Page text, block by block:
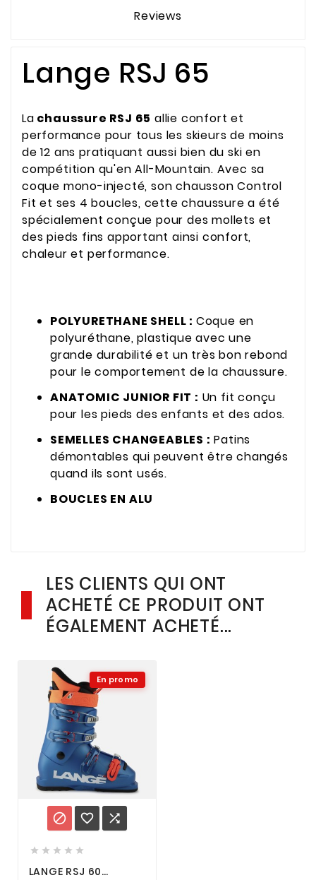
Reviews
Lange RSJ 65
La chaussure RSJ 65 allie confort et
performance pour tous les skieurs de moins
de 12 ans pratiquant aussi bien du ski en
compétition qu'en All-Mountain. Avec sa
coque mono-injecté, son chausson Control
Fit et ses 4 boucles, cette chaussure a été
spécialement conçue pour des mollets et
des pieds fins apportant ainsi confort,
chaleur et performance.
POLYURETHANE SHELL : Coque en
polyuréthane, plastique avec une
grande durabilité et un très bon rebond
pour le comportement de la chaussure.
ANATOMIC JUNIOR FIT : Un fit conçu
pour les pieds des enfants et des ados.
SEMELLES CHANGEABLES : Patins
démontables qui peuvent être changés
quand ils sont usés.
BOUCLES EN ALU
LES CLIENTS QUI ONT
ACHETÉ CE PRODUIT ONT
ÉGALEMENT ACHETÉ...
En promo
  
    
LANGE RSJ 60